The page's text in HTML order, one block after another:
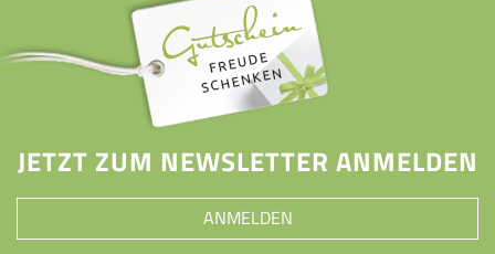
JETZT ZUM NEWSLETTER ANMELDEN
ANMELDEN